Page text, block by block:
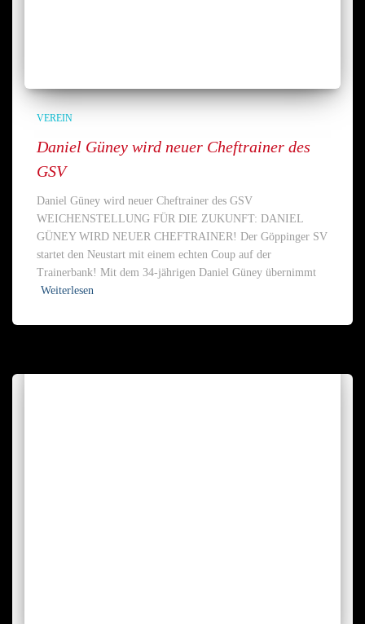
VEREIN
Daniel Güney wird neuer Cheftrainer des
GSV
Daniel Güney wird neuer Cheftrainer des GSV
WEICHENSTELLUNG FÜR DIE ZUKUNFT: DANIEL
GÜNEY WIRD NEUER CHEFTRAINER! Der Göppinger SV
startet den Neustart mit einem echten Coup auf der
Trainerbank! Mit dem 34-jährigen Daniel Güney übernimmt
Weiterlesen